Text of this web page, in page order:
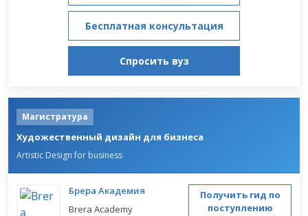
Бесплатная консультация
Спросить вуз
Магистратура
Художественный дизайн для бизнеса
Artistic Design for business
Брера Академия
Brera Academy
Получить гид по
поступлению